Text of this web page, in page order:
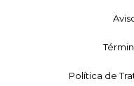
Política de